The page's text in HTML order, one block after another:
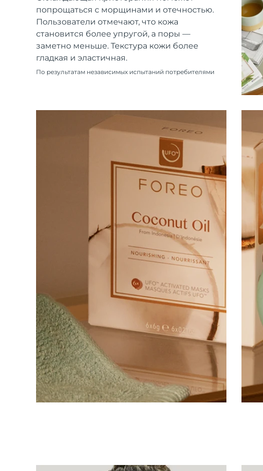
попрощаться с морщинами и отечностью.
Пользователи отмечают, что кожа
становится более упругой, а поры —
заметно меньше. Текстура кожи более
гладкая и эластичная.
По результатам независимых испытаний потребителями
All acne treatment devices
All revitalizing eye massagers
Уход KIWI™
Advanced pore care essentials
Serum
For healthy hair
issa™ Teeth Whitening Gel
18% PAP
Косметика
Для мужчин